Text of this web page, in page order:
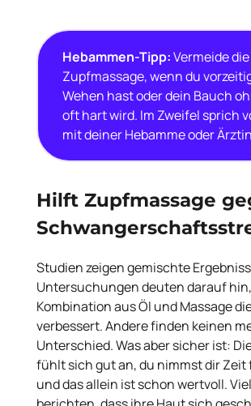
Hebammen-Tipp:Vermeide die
Zupfmassage, wenn du
Wehen hast oder dein Bauch
oft hart wird. Im Zweifel sprich
mit deiner Hebamme oder
Hilft Zupfmassage
Studien zeigen gemischte
Untersuchungen deuten darauf
Kombination aus Öl und Massage
verbessert. Andere finden keinen
Unterschied. Was aber sicher ist:
fühlt sich gut an, du nimmst dir Zeit
und das allein ist schon wertvoll.